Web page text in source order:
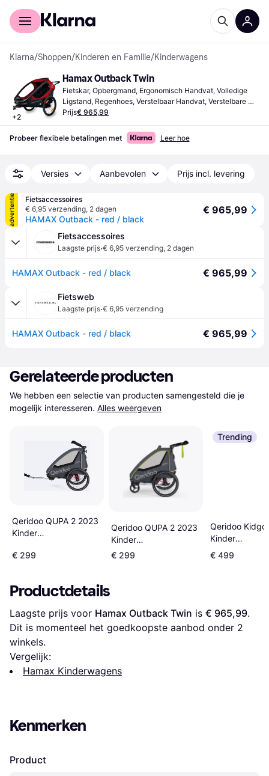
Voor shoppers
Klarna/Shoppen/Kinderen en Familie/Kinderwagens
+2
Hamax Outback Twin
Fietskar, Opbergmand, Ergonomisch Handvat, Volledige
Ligstand, Regenhoes, Verstelbaar Handvat, Verstelbare
Rugleuning, Rood
Prijs€ 965,99
Probeer flexibele betalingen met Leer hoe
Versies Aanbevolen Prijs incl. levering
advertentie
Fietsaccessoires
€ 6,95 verzending, 2 dagen
HAMAX Outback - red / black
€ 965,99
Fietsaccessoires
Laagste prijs·€ 6,95 verzending, 2 dagen
HAMAX Outback - red / black € 965,99
Fietsweb
Laagste prijs·€ 6,95 verzending
HAMAX Outback - red / black € 965,99
Gerelateerde producten
We hebben een selectie van producten samengesteld die je
mogelijk interesseren. Alles weergeven
Qeridoo QUPA 2 2023
Kinder
Blau Grau
€ 299
Qeridoo QUPA 2 2023
Kinder
Fahrradanhänger
€ 299
Trending
Qeridoo
Kinder
€ 499
Productdetails
Laagste prijs voor Hamax Outback Twin is € 965,99.
Dit is momenteel het goedkoopste aanbod onder 2
winkels.
Vergelijk:
Hamax Kinderwagens
Kenmerken
Product